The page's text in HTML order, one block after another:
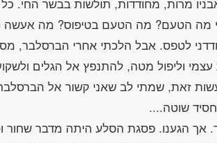
מרות, מחודדות, תולשות בבשר החי.
מה הטעם? מה הטעם בטיפוס? מה אעשה
לטפס. אבל הלכתי אחרי הברסלבר,
וליפול מטה, להתנפץ אל הגלים
זאת, שמתי לב שאני קשור אל
אך הגענו. פסגת הסלע היתה מדבר